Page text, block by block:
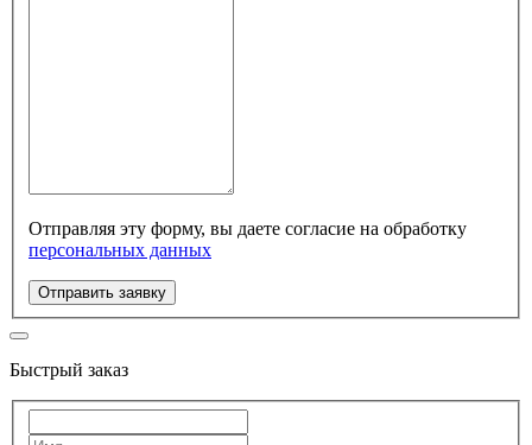
Отправляя эту форму, вы даете согласие на обработку
персональных данных
Отправить заявку
Быстрый заказ